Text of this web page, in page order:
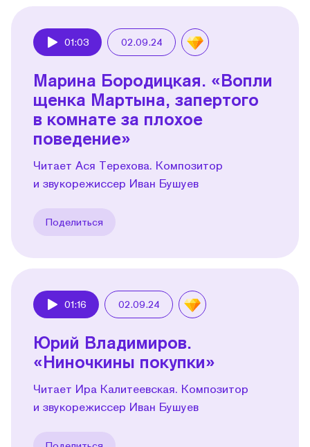
01:03 02.09.24
Марина Бородицкая. «Вопли
щенка Мартына, запертого
в комнате за плохое
поведение»
Читает Ася Терехова. Композитор
и звукорежиссер Иван Бушуев
Поделиться
01:16 02.09.24
Юрий Владимиров.
«Ниночкины покупки»
Читает Ира Калитеевская. Композитор
и звукорежиссер Иван Бушуев